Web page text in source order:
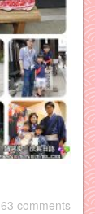
63 comments